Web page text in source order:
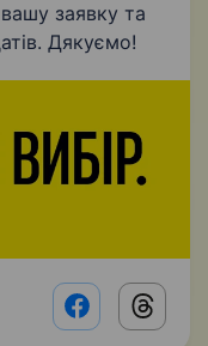
заявку та
Дякуємо!
Facebook